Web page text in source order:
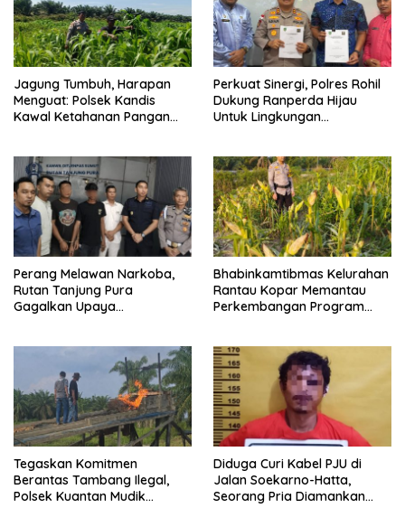
Jagung Tumbuh, Harapan
Menguat: Polsek Kandis
Kawal Ketahanan Pangan
Perkuat Sinergi, Polres Rohil
Dukung Ranperda Hijau
Untuk Lingkungan
Perang Melawan Narkoba,
Rutan Tanjung Pura
Gagalkan Upaya
Bhabinkamtibmas Kelurahan
Rantau Kopar Memantau
Perkembangan Program
Tegaskan Komitmen
Berantas Tambang Ilegal,
Polsek Kuantan Mudik
Diduga Curi Kabel PJU di
Jalan Soekarno-Hatta,
Seorang Pria Diamankan